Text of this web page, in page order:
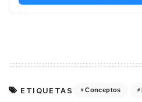
ETIQUETAS Conceptos